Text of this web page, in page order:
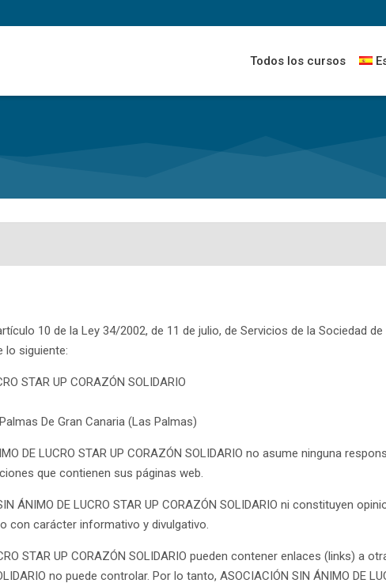
Todos los cursos
10 de la Ley 34/2002, de 11 de julio, de Servicios de la Sociedad
lo siguiente:
STAR UP CORAZÓN SOLIDARIO
De Gran Canaria (Las Palmas)
DE LUCRO STAR UP CORAZÓN SOLIDARIO no asume ninguna
que contienen sus páginas web.
ÁNIMO DE LUCRO STAR UP CORAZÓN SOLIDARIO ni constituyen
con carácter informativo y divulgativo.
STAR UP CORAZÓN SOLIDARIO pueden contener enlaces (links) a
no puede controlar. Por lo tanto, ASOCIACIÓN SIN ÁNIMO DE